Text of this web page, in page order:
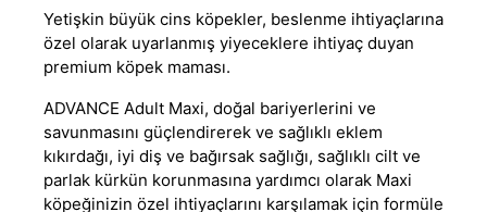
Yetişkin büyük cins köpekler, beslenme ihtiyaçlarına
özel olarak uyarlanmış yiyeceklere ihtiyaç duyan
premium köpek maması.
ADVANCE Adult Maxi, doğal bariyerlerini ve
savunmasını güçlendirerek ve sağlıklı eklem
kıkırdağı, iyi diş ve bağırsak sağlığı, sağlıklı cilt ve
parlak kürkün korunmasına yardımcı olarak Maxi
köpeğinizin özel ihtiyaçlarını karşılamak için formüle